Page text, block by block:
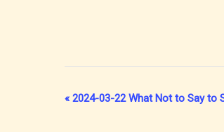
Event
« 2024-03-22 What Not to Say to